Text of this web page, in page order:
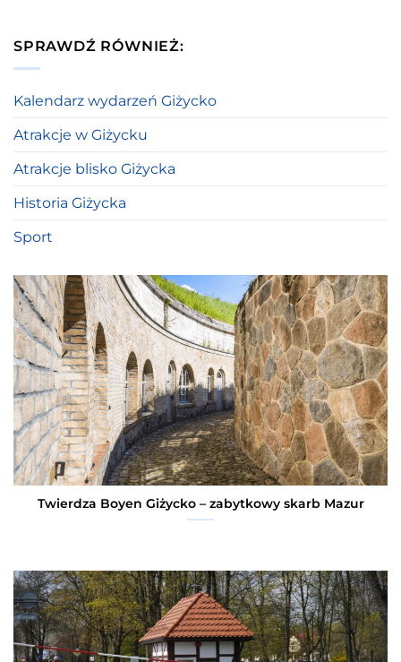
SPRAWDŹ RÓWNIEŻ:
Kalendarz wydarzeń Giżycko
Atrakcje w Giżycku
Atrakcje blisko Giżycka
Historia Giżycka
Sport
Twierdza Boyen Giżycko – zabytkowy skarb Mazur